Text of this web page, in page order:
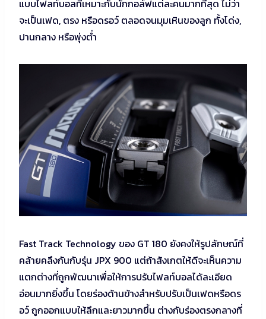
แบบไฟลท์บอลที่เหมาะกับนักกอล์ฟแต่ละคนมากที่สุด ไม่ว่า
จะเป็นเฟด, ตรง หรือดรอว์ ตลอดจนมุมเหินของลูก ทั้งโด่ง,
ปานกลาง หรือพุ่งต่ำ
Fast Track Technology ของ GT 180 ยังคงให้รูปลักษณ์ที่
คล้ายคลึงกันกับรุ่น JPX 900 แต่ถ้าสังเกตให้ดีจะเห็นความ
แตกต่างที่ถูกพัฒนาเพื่อให้การปรับไฟลท์บอลได้ละเอียด
อ่อนมากยิ่งขึ้น โดยร่องด้านข้างสำหรับปรับเป็นเฟดหรือดร
อว์ ถูกออกแบบให้ลึกและยาวมากขึ้น ต่างกับร่องตรงกลางที่